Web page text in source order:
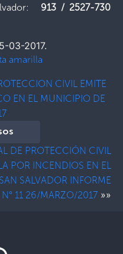
913 / 2527-730
03-2017.
amarilla
CIVIL EMITE
EN EL MUNICIPIO DE
DE PROTECCIÓN CIVIL
POR INCENDIOS EN EL
SALVADOR INFORME
11 26/MARZO/2017 »»